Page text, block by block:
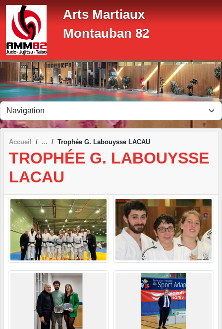
Arts Martiaux
Montauban 82
Accueil Trophée G. Labouysse LACAU
TROPHÉE G. LABOUYSSE
LACAU
Panneau de gestion des cookies